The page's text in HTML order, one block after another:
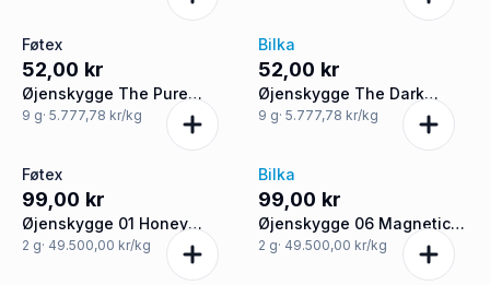
Føtex
52,00 kr
Øjenskygge The Pure
Nude
9 g· 5.777,78 kr/kg
Bilka
52,00 kr
Øjenskygge The Dark
Cocoa
9 g· 5.777,78 kr/kg
Føtex
99,00 kr
Øjenskygge 01 Honey
Nude
2 g· 49.500,00 kr/kg
Bilka
99,00 kr
Øjenskygge 06 Magnetic
Brown
2 g· 49.500,00 kr/kg